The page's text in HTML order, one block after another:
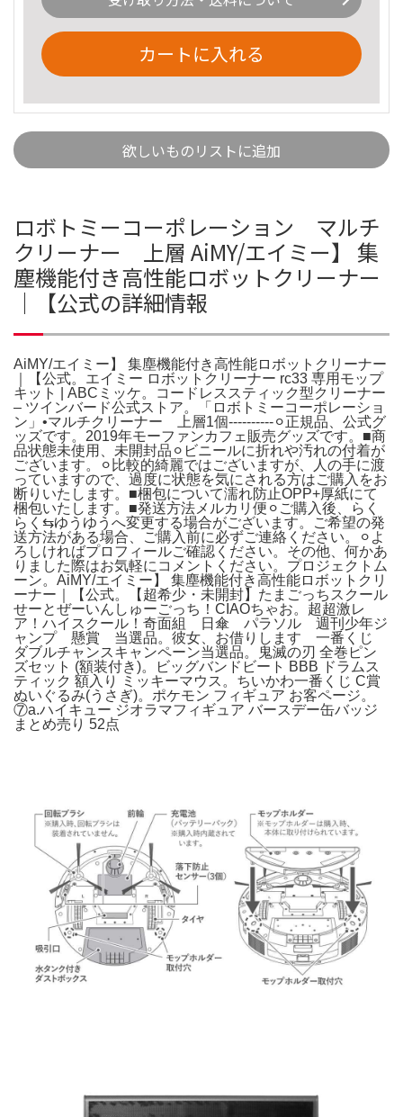
カートに入れる
欲しいものリストに追加
ロボトミーコーポレーション マルチ
クリーナー 上層 AiMY/エイミー】 集
塵機能付き高性能ロボットクリーナー
｜【公式の詳細情報
AiMY/エイミー】 集塵機能付き高性能ロボットクリーナー
｜【公式。エイミー ロボットクリーナー rc33 専用モップ
キット | ABCミッケ。コードレススティック型クリーナー
– ツインバード公式ストア。「ロボトミーコーポレーショ
ン」•マルチクリーナー 上層1個----------⚪︎正規品、公式グ
ッズです。2019年モーファンカフェ販売グッズです。■商
品状態未使用、未開封品⚪︎ビニールに折れや汚れの付着が
ございます。⚪︎比較的綺麗ではございますが、人の手に渡
っていますので、過度に状態を気にされる方はご購入をお
断りいたします。■梱包について濡れ防止OPP+厚紙にて
梱包いたします。■発送方法メルカリ便⚪︎ご購入後、らく
らく⇆ゆうゆうへ変更する場合がございます。ご希望の発
送方法がある場合、ご購入前に必ずご連絡ください。⚪︎よ
ろしければプロフィールご確認ください。その他、何かあ
りました際はお気軽にコメントください。プロジェクトム
ーン。AiMY/エイミー】 集塵機能付き高性能ロボットクリ
ーナー｜【公式。【超希少・未開封】たまごっちスクール
せーとぜーいんしゅーごっち！CIAOちゃお。超超激レ
ア！ハイスクール！奇面組 日傘 パラソル 週刊少年ジ
ャンプ 懸賞 当選品。彼女、お借りします 一番くじ
ダブルチャンスキャンペーン当選品。鬼滅の刃 全巻ピン
ズセット (額装付き)。ビッグバンドビート BBB ドラムス
ティック 額入り ミッキーマウス。ちいかわ一番くじ C賞
ぬいぐるみ(うさぎ)。ポケモン フィギュア お客ページ。
⑦a.ハイキュー ジオラマフィギュア バースデー缶バッジ
まとめ売り 52点